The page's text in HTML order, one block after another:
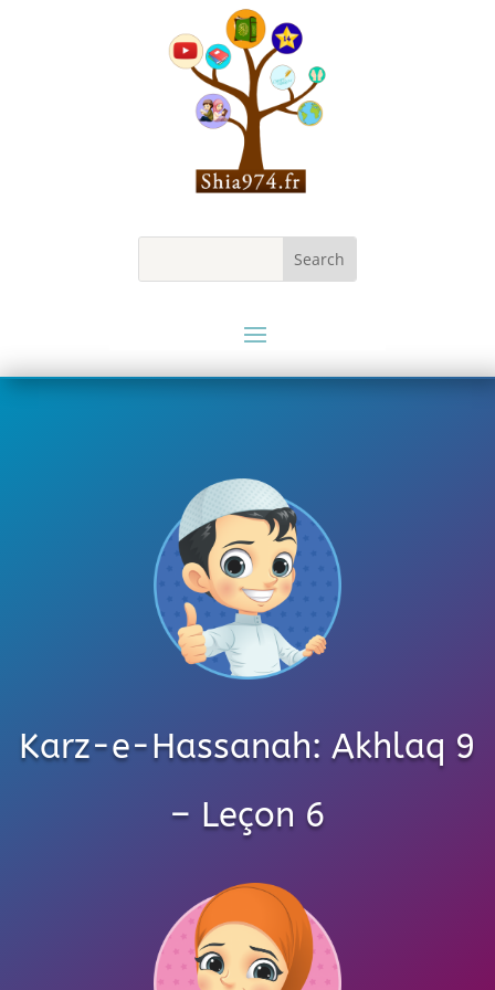
Karz-e-Hassanah: Akhlaq 9
– Leçon 6